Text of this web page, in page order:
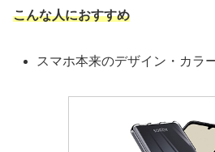
こんな人におすすめ
スマホ本来のデザイン・カラ